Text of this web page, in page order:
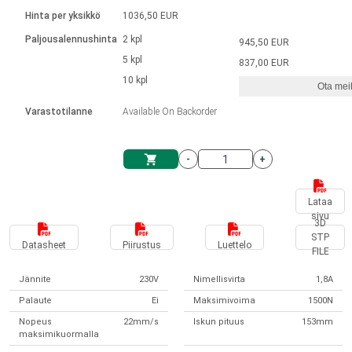
Yksikköjärjestelmä
Solenoidit
integroitu ohjain
Ø 28-42| 1-1400 rpm | <= 290 Ncm
Harjattomat tasavirtamoottorien
Harjatut DC-moottorin ajurit
DPWM-sarja
Askelmoottorien ajurit
Synchronous-Asynchronous | 1-4 toimilaitteelle
Synchronous-Asynchronous | 1-4 toimilaitteelle
Français (EUR)
Norsk (NOK)
Suomi (EUR)
Svenska (SEK)
Hinta per yksikkö
Paljousalennushinta
Varastotilanne
1036,50 EUR
2 kpl
5 kpl
10 kpl
Available On Backorder
945,50 EUR
837,00 EUR
Ota
- +
Lataa
sivu
Datasheet Piirustus Luettelo
3D
STP
FILE
Jännite 230V Nimellisvirta 1,8A
Palaute Ei Maksimivoima 1500N
Nopeus
maksimikuormalla
22mm/s Iskun pituus 153mm